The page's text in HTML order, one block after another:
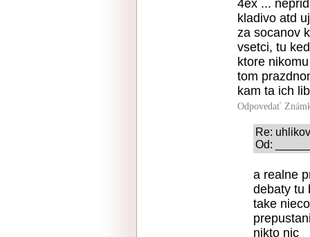
4ex ...
kladivo atd
za socanov
vsetci, tu
ktore
tom
kam ta ich
Odpovedať
Re:
Od:
a realne
debaty tu
take
nikto nic